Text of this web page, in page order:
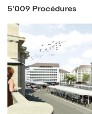
5’009 Procédures